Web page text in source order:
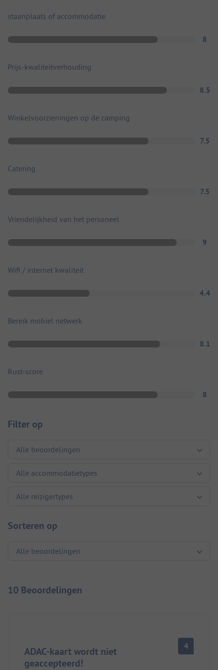
staanplaats of accommodatie
8
Prijs-kwaliteitverhouding
8.5
Winkelvoorzieningen op de camping
7.5
Catering
7.5
Vriendelijkheid van het personeel
9
Wifi / internet kwaliteit
4.4
Bereik mobiel netwerk
8.1
Rust-score
8
Filter op
Sorteren op
10 Beoordelingen
ADAC-kaart wordt niet
geaccepteerd!
4